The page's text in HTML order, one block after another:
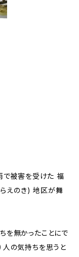
で被害を受けた 福
えのき) 地区が舞
を無かったことにで
人の気持ちを思うと